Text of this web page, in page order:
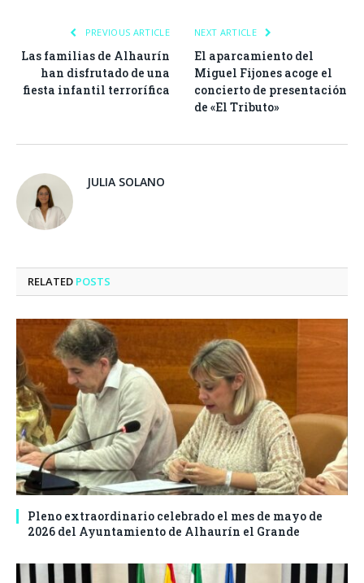
PREVIOUS ARTICLE
Las familias de Alhaurín
han disfrutado de una
fiesta infantil terrorífica
NEXT ARTICLE
El aparcamiento del
Miguel Fijones acoge el
concierto de presentación
de «El Tributo»
JULIA SOLANO
RELATED POSTS
Pleno extraordinario celebrado el mes de mayo de
2026 del Ayuntamiento de Alhaurín el Grande